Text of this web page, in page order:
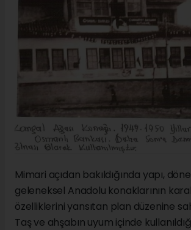
Mimari açıdan bakıldığında yapı,
geleneksel Anadolu konaklarının
özelliklerini yansıtan plan düzenine
Taş ve ahşabın uyum içinde